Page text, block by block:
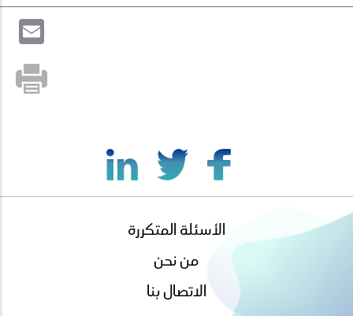
footer
الأسئلة المتكررة
من نحن
الاتصال بنا